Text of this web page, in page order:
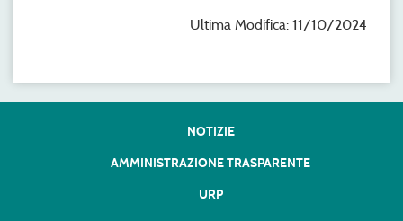
Ultima Modifica: 11/10/2024
NOTIZIE
AMMINISTRAZIONE TRASPARENTE
URP